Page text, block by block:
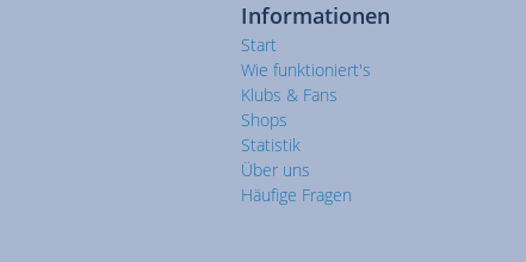
Informationen
Start
Wie funktioniert's
Klubs & Fans
Shops
Statistik
Über uns
Häufige Fragen